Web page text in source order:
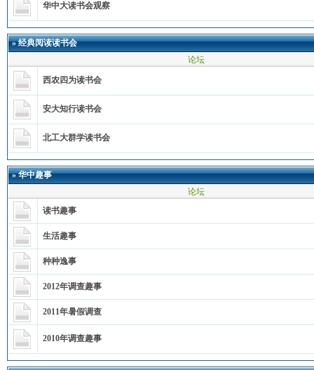
华中大读书会观察
»经典阅读读书会
论坛
西农四为读书会
安大知行读书会
北工大群学读书会
»华中趣事
论坛
读书趣事
生活趣事
种种逸事
2012年调查趣事
2011年暑假调查
2010年调查趣事